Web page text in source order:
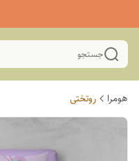
جستجو
هومرا روتختی